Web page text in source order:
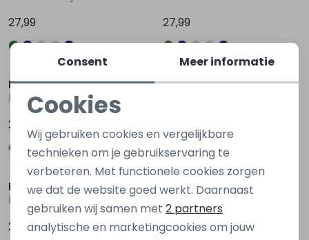
27,99
27,99
Ravagio
29,99
Ravagio
Ravagio
Buster W20211 Blauw raf
29,99
Ravagio
27,99
Noodzakelijke cookies
Personalisatie cookies
Analytische cookies
Marketing cookies
Consent Meer informatie
Cookies
Wij gebruiken cookies en vergelijkbare
technieken om je gebruikservaring te
verbeteren. Met functionele cookies zorgen
we dat de website goed werkt. Daarnaast
gebruiken wij samen met 2 partners
analytische en marketingcookies om jouw